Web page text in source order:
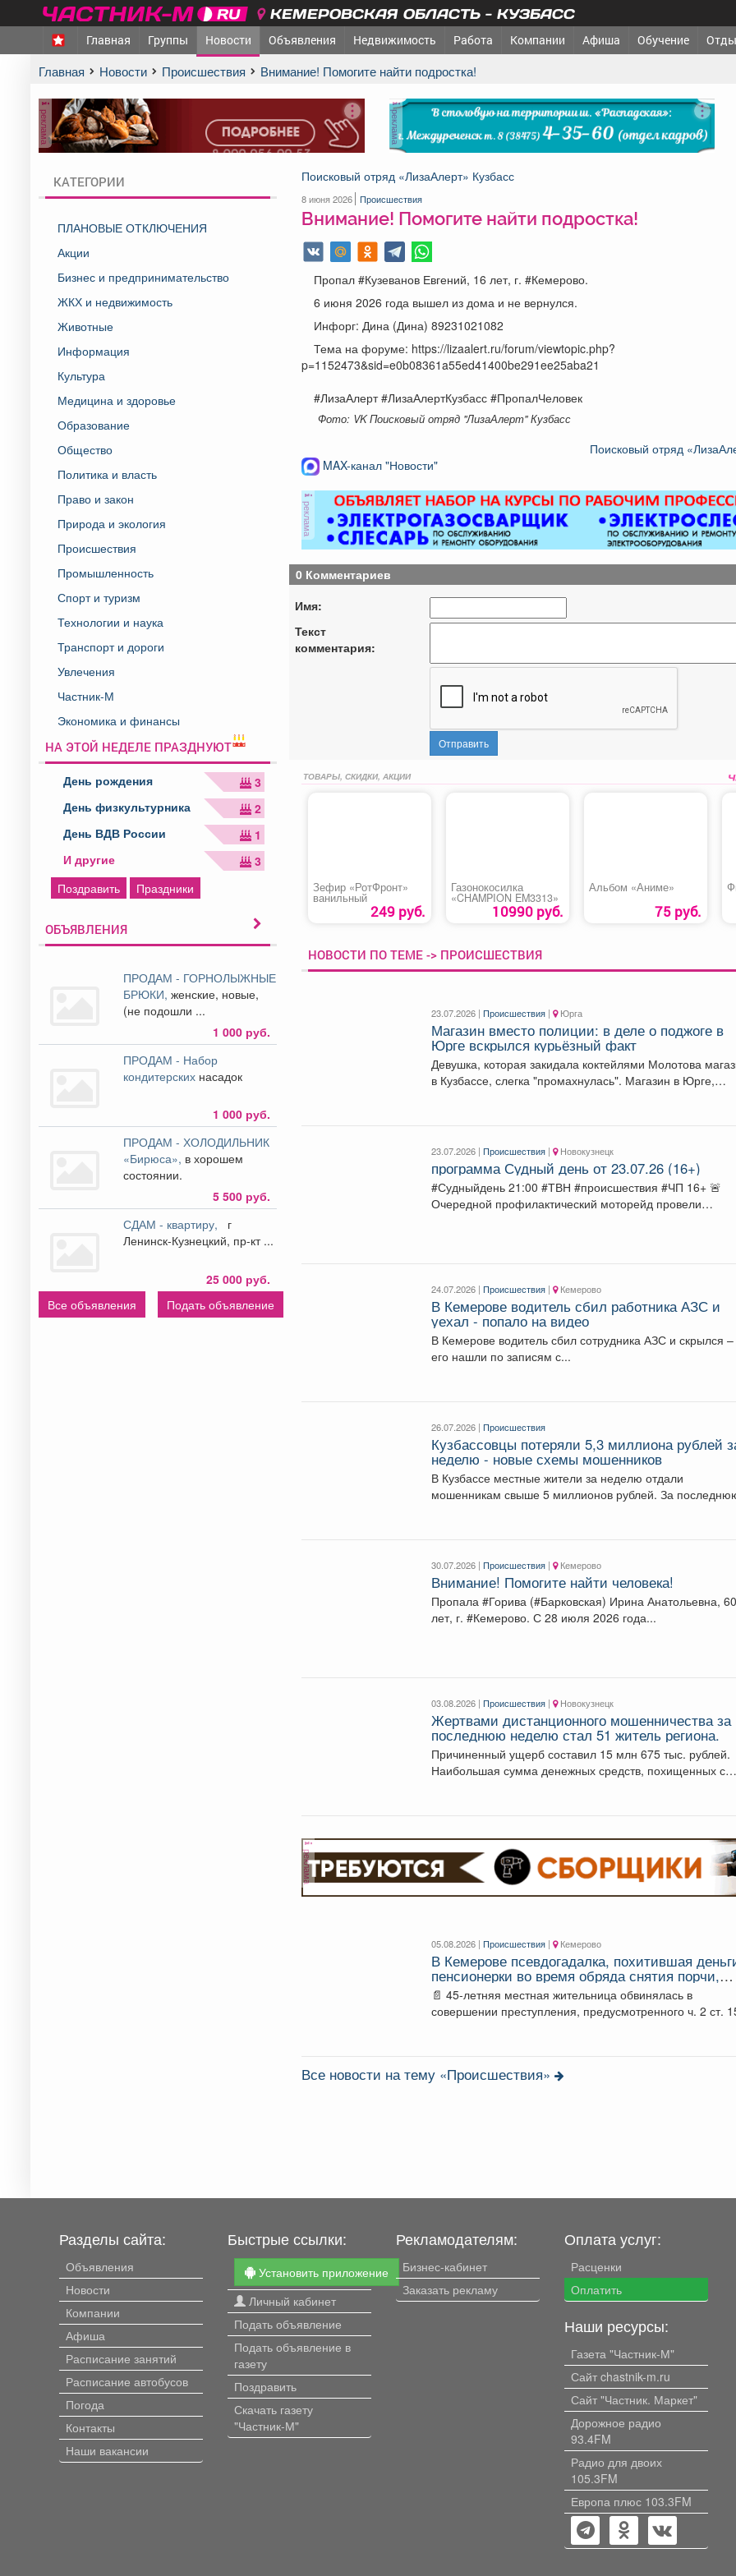
КЕМЕРОВСКАЯ ОБЛАСТЬ - КУЗБАСС
Главная Группы Новости Объявления Недвижимость Работа Компании Афиша Обучение
Главная Новости Происшествия Внимание! Помогите найти подростка!
реклама реклама
КАТЕГОРИИ
ПЛАНОВЫЕ ОТКЛЮЧЕНИЯ
Акции
Бизнес и предпринимательство
ЖКХ и недвижимость
Животные
Информация
Культура
Медицина и здоровье
Образование
Общество
Политика и власть
Право и закон
Природа и экология
Происшествия
Промышленность
Спорт и туризм
Технологии и наука
Транспорт и дороги
Увлечения
Частник-М
Экономика и финансы
НА ЭТОЙ НЕДЕЛЕ ПРАЗДНУЮТ
День рождения
3
День физкультурника
2
День ВДВ России
1
И другие
3
Поздравить
Праздники
ОБЪЯВЛЕНИЯ
ПРОДАМ - ГОРНОЛЫЖНЫЕ
БРЮКИ,женские, новые,
(не подошли ...
1 000 руб.
ПРОДАМ - Набор
кондитерских насадок
1 000 руб.
ПРОДАМ - ХОЛОДИЛЬНИК
«Бирюса», в хорошем
состоянии.
5 500 руб.
СДАМ - квартиру,
г
Ленинск-Кузнецкий, пр-кт ...
25 000 руб.
Все объявления
Подать объявление
Поисковый отряд «ЛизаАлерт» Кузбасс
8 июня 2026 Происшествия
Внимание! Помогите найти подростка!
Пропал #Кузеванов Евгений, 16 лет, г. #Кемерово.
6 июня 2026 года вышел из дома и не вернулся.
Инфорг: Дина (Дина) 89231021082
Тема на форуме: https://lizaalert.ru/forum/viewtopic.php?
p=1152473&sid=e0b08361a55ed41400be291ee25aba21
#ЛизаАлерт #ЛизаАлертКузбасс #ПропалЧеловек
Фото: VK Поисковый отряд "ЛизаАлерт" Кузбасс
Поисковый отряд
MAX-канал "Новости"
реклама
0 Комментариев
Имя:
Текст
комментария:
Отправить
ТОВАРЫ, СКИДКИ, АКЦИИ
Зефир «РотФронт»
ванильный
249 руб.
Газонокосилка
«CHAMPION EM3313»
10990 руб.
Альбом «Аниме»
75 руб.
НОВОСТИ ПО ТЕМЕ -> ПРОИСШЕСТВИЯ
23.07.2026 |Происшествия | Юрга
Магазин вместо полиции: в деле о поджоге в
Юрге вскрылся курьёзный факт
Девушка, которая закидала коктейлями Молотова
в Кузбассе, слегка "промахнулась". Магазин в Юрге,
23.07.2026 |Происшествия | Новокузнецк
программа Судный день от 23.07.26 (16+)
#Судныйдень 21:00 #ТВН #происшествия #ЧП 16+ 🚨
Очередной профилактический моторейд провели
24.07.2026 |Происшествия | Кемерово
В Кемерове водитель сбил работника АЗС и
уехал - попало на видео
В Кемерове водитель сбил сотрудника АЗС и скрылся
его нашли по записям с...
26.07.2026 |Происшествия
Кузбассовцы потеряли 5,3 миллиона рублей
неделю - новые схемы мошенников
В Кузбассе местные жители за неделю отдали
мошенникам свыше 5 миллионов рублей. За
30.07.2026 |Происшествия | Кемерово
Внимание! Помогите найти человека!
Пропала #Горива (#Барковская) Ирина Анатольевна, 60
лет, г. #Кемерово. С 28 июля 2026 года...
03.08.2026 |Происшествия | Новокузнецк
️Жертвами дистанционного мошенничества за
последнюю неделю стал 51 житель региона.
Причиненный ущерб составил 15 млн 675 тыс. рублей.
Наибольшая сумма денежных средств, похищенных с
реклама
05.08.2026 |Происшествия | Кемерово
В Кемерове псевдогадалка, похитившая
пенсионерки во время обряда снятия порчи,
отправилась в колонию-поселение
📄 45-летняя местная жительница обвинялась в
совершении преступления, предусмотренного ч. 2 ст.
Все новости на тему «Происшествия»
Разделы сайта:
Объявления
Новости
Компании
Афиша
Расписание занятий
Расписание автобусов
Погода
Контакты
Наши вакансии
Быстрые ссылки:
Установить приложение
Личный кабинет
Подать объявление
Подать объявление в
газету
Поздравить
Скачать газету
"Частник-М"
Рекламодателям:
Бизнес-кабинет
Заказать рекламу
Оплата услуг:
Расценки
Оплатить
Наши ресурсы:
Газета "Частник-М"
Сайт chastnik-m.ru
Сайт "Частник. Маркет"
Дорожное радио
93.4FM
Радио для двоих
105.3FM
Европа плюс 103.3FM